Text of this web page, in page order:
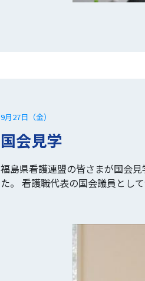
9月27日（金）
国会見学
福島県看護連盟の皆さまが国会
た。 看護職代表の国会議員として